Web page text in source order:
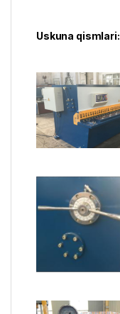
Uskuna qismlari: